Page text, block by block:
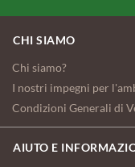
CHI SIAMO
Chi siamo?
I nostri impegni per
Condizioni Generali di
AIUTO E